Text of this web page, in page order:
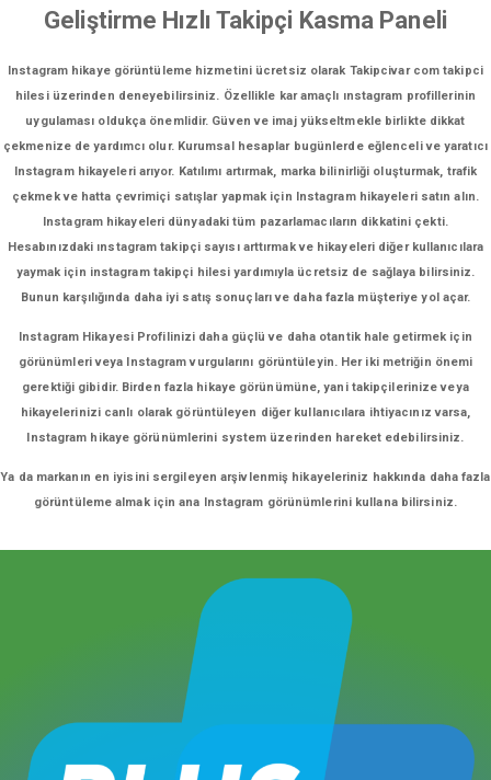
Geliştirme Hızlı Takipçi Kasma Paneli
Instagram hikaye görüntüleme hizmetini ücretsiz olarak Takipcivar com takipci
hilesi üzerinden deneyebilirsiniz. Özellikle kar amaçlı ınstagram profillerinin
uygulaması oldukça önemlidir. Güven ve imaj yükseltmekle birlikte dikkat
çekmenize de yardımcı olur. Kurumsal hesaplar bugünlerde eğlenceli ve yaratıcı
Instagram hikayeleri arıyor. Katılımı artırmak, marka bilinirliği oluşturmak, trafik
çekmek ve hatta çevrimiçi satışlar yapmak için Instagram hikayeleri satın alın.
Instagram hikayeleri dünyadaki tüm pazarlamacıların dikkatini çekti.
Hesabınızdaki ınstagram takipçi sayısı arttırmak ve hikayeleri diğer kullanıcılara
yaymak için instagram takipçi hilesi yardımıyla ücretsiz de sağlaya bilirsiniz.
Bunun karşılığında daha iyi satış sonuçları ve daha fazla müşteriye yol açar.
Instagram Hikayesi Profilinizi daha güçlü ve daha otantik hale getirmek için
görünümleri veya Instagram vurgularını görüntüleyin. Her iki metriğin önemi
gerektiği gibidir. Birden fazla hikaye görünümüne, yani takipçilerinize veya
hikayelerinizi canlı olarak görüntüleyen diğer kullanıcılara ihtiyacınız varsa,
Instagram hikaye görünümlerini system üzerinden hareket edebilirsiniz.
Ya da markanın en iyisini sergileyen arşivlenmiş hikayeleriniz hakkında daha fazla
görüntüleme almak için ana Instagram görünümlerini kullana bilirsiniz.